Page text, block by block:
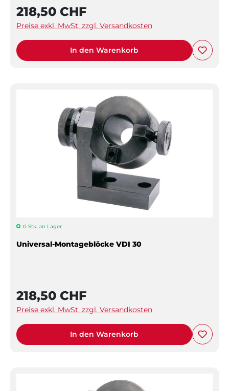
218,50 CHF
Preise exkl. MwSt. zzgl. Versandkosten
In den Warenkorb
0 Stk. an Lager
Universal-Montageblöcke VDI 30
218,50 CHF
Preise exkl. MwSt. zzgl. Versandkosten
In den Warenkorb